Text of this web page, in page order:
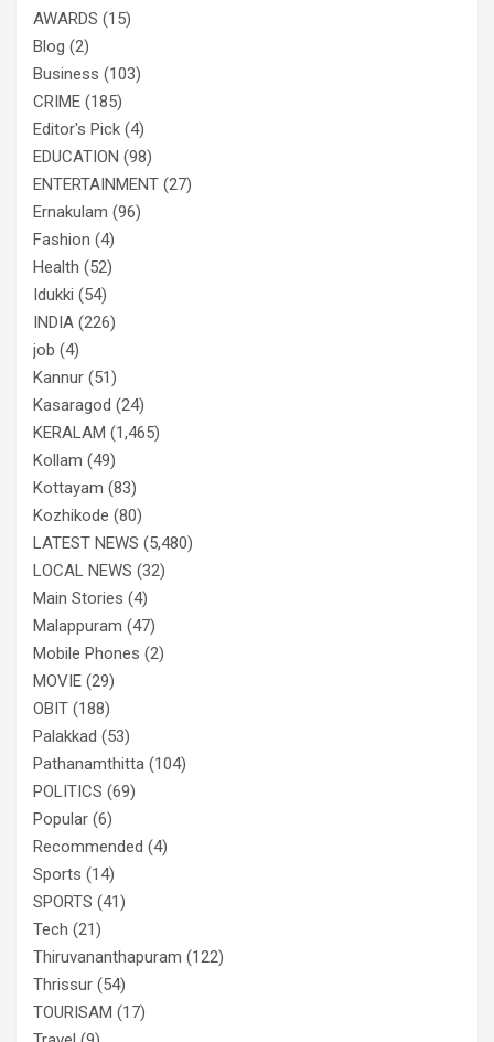
AWARDS (15)
Blog (2)
Business (103)
CRIME (185)
Editor's Pick (4)
EDUCATION (98)
ENTERTAINMENT (27)
Ernakulam (96)
Fashion (4)
Health (52)
Idukki (54)
INDIA (226)
job (4)
Kannur (51)
Kasaragod (24)
KERALAM (1,465)
Kollam (49)
Kottayam (83)
Kozhikode (80)
LATEST NEWS (5,480)
LOCAL NEWS (32)
Main Stories (4)
Malappuram (47)
Mobile Phones (2)
MOVIE (29)
OBIT (188)
Palakkad (53)
Pathanamthitta (104)
POLITICS (69)
Popular (6)
Recommended (4)
Sports (14)
SPORTS (41)
Tech (21)
Thiruvananthapuram (122)
Thrissur (54)
TOURISAM (17)